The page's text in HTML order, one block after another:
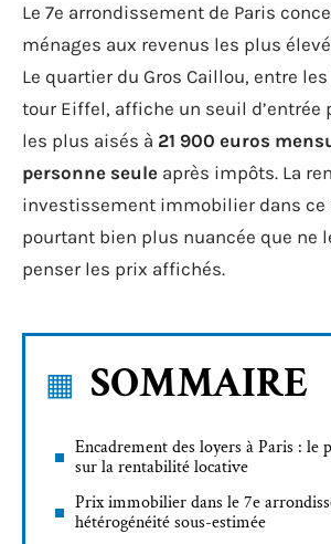
Le 7e arrondissement de Paris
ménages aux revenus les plus
Le quartier du Gros Caillou, entre
tour Eiffel, affiche un seuil d’entrée
les plus aisés à 21 900 euros
personne seule après impôts. La
investissement immobilier dans ce
pourtant bien plus nuancée que ne
penser les prix affichés.
SOMMAIRE
Encadrement des loyers à Paris : le
sur la rentabilité locative
Prix immobilier dans le 7e
hétérogénéité sous-estimée